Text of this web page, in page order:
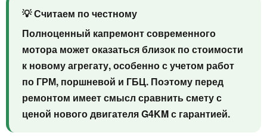
💡 Считаем по честному
Полноценный капремонт современного
мотора может оказаться близок по стоимости
к новому агрегату, особенно с учетом работ
по ГРМ, поршневой и ГБЦ. Поэтому перед
ремонтом имеет смысл сравнить смету с
ценой нового двигателя G4KM с гарантией.